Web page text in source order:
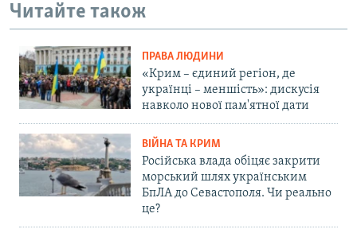
Читайте також
ПРАВА ЛЮДИНИ
«Крим – єдиний регіон, де
українці – меншість»: дискусія
навколо нової пам'ятної дати
ВІЙНА ТА КРИМ
Російська влада обіцяє закрити
морський шлях українським
БпЛА до Севастополя. Чи реально
це?